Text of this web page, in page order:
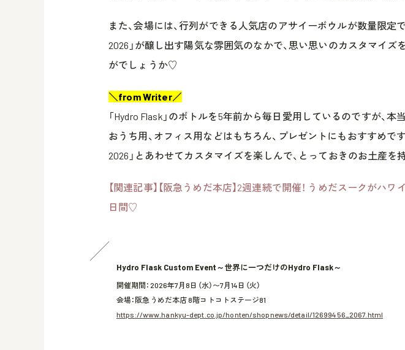
また、会場には、行列ができる人気店のアサイーボウルが数量限定
2026」が醸し出す陽気な雰囲気のなかで、思い思いのカスタマイズ
がでしょうか♡
＼from Writer／
「Hydro Flask」のボトルを5年前から毎日愛用しているのですが、本
おうち用、オフィス用などはもちろん、プレゼントにもおすすめで
2026」とあわせてカスタマイズを楽しんで、とっておきのお土産
【関連記事】【阪急うめだ本店】2週連続で開催！ うめだスークがハ
日間♡
Hydro Flask Custom Event～世界に一つだけのHydro Flask～
開催期間：2026年7月8日（水）〜7月14日（火）
会場：阪急うめだ本店 8階コトコトステージ81
https://www.hankyu-dept.co.jp/honten/shopnews/detail/12699456_2067.html